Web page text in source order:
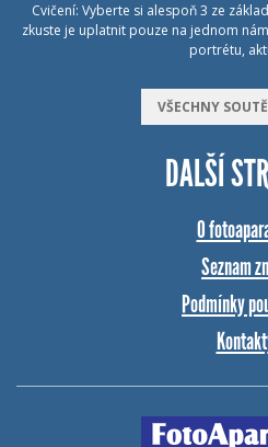
Cvičení: Vyberte si alespoň 3 ze
zkuste je uplatnit pouze na jednom
portrétu,
VŠECHNY
DALŠÍ
O
Seznam
Podmínky